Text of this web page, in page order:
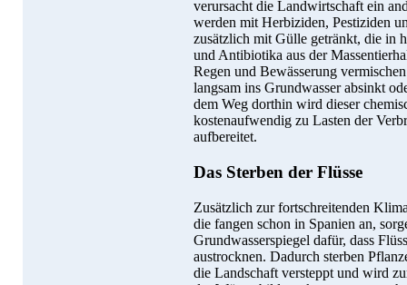
verursacht die Landwirtschaft ein
werden mit Herbiziden, Pestiziden
zusätzlich mit Gülle getränkt, die in
und Antibiotika aus der
Regen und Bewässerung
langsam ins Grundwasser absinkt
dem Weg dorthin wird dieser
kostenaufwendig zu Lasten der
aufbereitet.
Das Sterben der Flüsse
Zusätzlich zur fortschreitenden
die fangen schon in Spanien an,
Grundwasserspiegel dafür, dass
austrocknen. Dadurch sterben
die Landschaft versteppt und wird